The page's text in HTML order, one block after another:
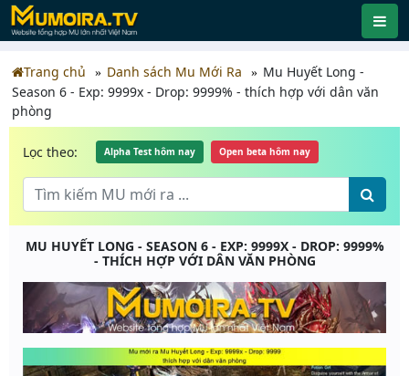
Trang chủ Danh sách Mu Mới Ra
Mu Huyết Long -
Season 6 - Exp: 9999x - Drop: 9999% - thích hợp với dân văn
phòng
Lọc theo: Alpha Test hôm nay Open beta hôm nay
MU HUYẾT LONG - SEASON 6 - EXP: 9999X - DROP: 9999%
- THÍCH HỢP VỚI DÂN VĂN PHÒNG